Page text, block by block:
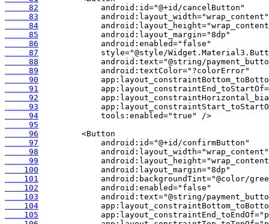
     82
     83
     84
     85
     86
     87
     88
     89
     90
     91
     92
     93
     94
     95
     96
     97
     98
     99
    100
    101
    102
    103
    104
    105